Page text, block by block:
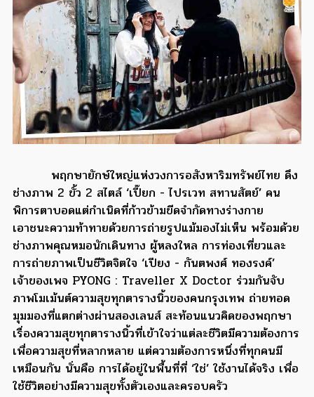
พฤกษายักษ์ใหญ่แห่งวงการอสังหาริมทรัพย์ไทย ดึง
ช่างภาพ 2 ขั้ว 2 สไตล์ ‘เปี๊ยก - ไปรเวท สทานสัตย์’ คน
พิการตาบอดแต่กำเนิดที่ก้าวข้ามขีดจำกัดทางร่างกาย
เอาชนะความท้าทายด้วยการถ่ายรูปแม้มองไม่เห็น พร้อมด้วย
ช่างภาพคุณหมอนักเดินทาง ผู้หลงใหล การท่องเที่ยวและ
การถ่ายภาพเป็นชีวิตจิตใจ ‘เปียง - กันตพงศ์ ทองรงค์’
เจ้าของเพจ PYONG : Traveller X Doctor ร่วมกันจับ
ภาพโมเม้นต์ความสุขทุกตารางนิ้วของคนกรุงเทพ ถ่ายทอด
มุมมองที่แตกต่างผ่านสองเลนส์ สะท้อนแนวคิดของพฤกษา
เรื่องความสุขทุกตารางนิ้วที่เข้าใจว่าแต่ละชีวิตมีความต้องการ
เพื่อความสุขที่หลากหลาย แต่ความต้องการหนึ่งที่ทุกคนมี
เหมือนกัน นั่นคือ การได้อยู่ในพื้นที่ที่ ‘ใช่’ ใช้งานได้จริง เพื่อ
ใช้ชีวิตอย่างมีความสุขทั้งตัวเองและครอบครัว